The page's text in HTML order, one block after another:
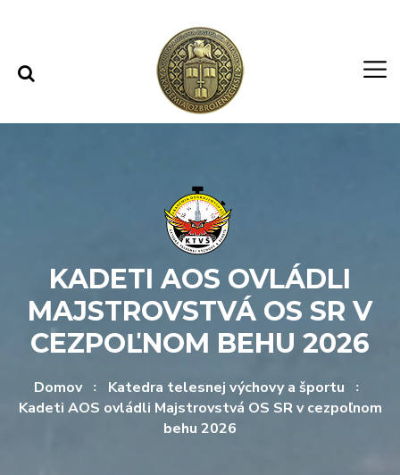
KADETI AOS OVLÁDLI
MAJSTROVSTVÁ OS SR V
CEZPOĽNOM BEHU 2026
Domov
Katedra telesnej výchovy a športu
Kadeti AOS ovládli Majstrovstvá OS SR v cezpoľnom
behu 2026